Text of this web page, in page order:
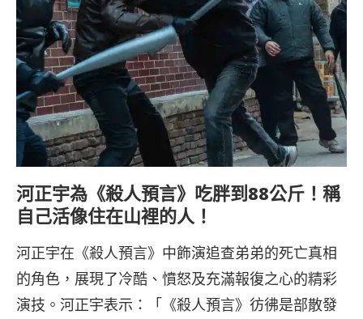
河正宇為《殺人預言》吃胖到88公斤！稱
自己活像住在山裡的人！
河正宇在《殺人預言》中飾演追查弟弟的死亡真相
的角色，展現了冷酷、憤怒及充滿報復之心的精彩
演技。河正宇表示：「《殺人預言》彷彿是部散發